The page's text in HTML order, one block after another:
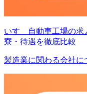
いすゞ自動車工場の
寮・待遇を徹底比較
製造業に関わる会社に